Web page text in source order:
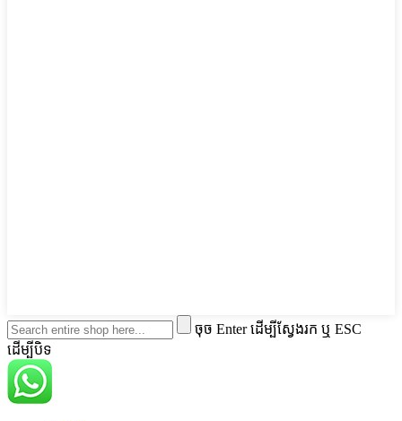
ចុច Enter ដើម្បីស្វែងរក ឬ ESC
ដើម្បីបិទ